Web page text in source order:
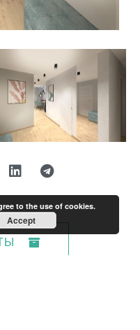
to the use of cookies.
Accept